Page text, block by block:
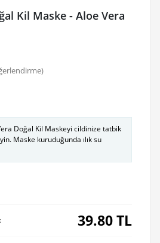
Kil Maske - Aloe Vera
Doğal Kil Maskeyi cildinize tatbik
Maske kuruduğunda ılık su
: 39.80TL